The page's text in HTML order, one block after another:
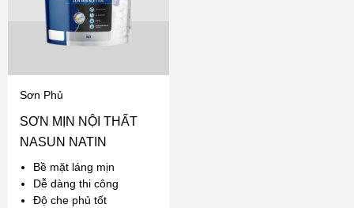
Sơn Phủ
SƠN MỊN NỘI THẤT
NASUN NATIN
Bề mặt láng mịn
Dễ dàng thi công
Độ che phủ tốt